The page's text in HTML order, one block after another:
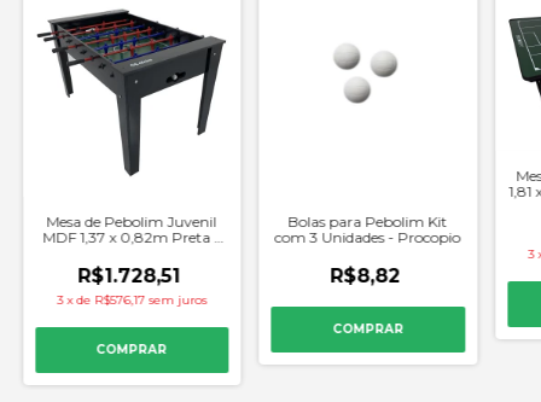
Mesa de Pebolim Juvenil
MDF 1,37 x 0,82m Preta -
R$1.728,51
3 xde R$576,17 sem juros
Bolas para Pebolim Kit
com 3 Unidades - Procopio
R$8,82
1,81
3